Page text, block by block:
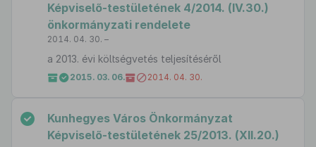
Képviselő-testületének 4/2014. (IV.30.)
önkormányzati rendelete
2014. 04. 30. –
a 2013. évi költségvetés teljesítéséről
2015. 03. 06. 2014. 04. 30.
Kunhegyes Város Önkormányzat
Képviselő-testületének 25/2013. (XII.20.)